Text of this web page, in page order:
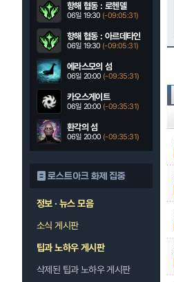
항해 협동 : 로헨델
06일 19:30 (-09:05:30)
항해 협동 : 아르데타인
06일 19:30 (-09:05:30)
에라스모의 섬
06일 20:00 (-09:35:30)
카오스게이트
06일 20:00 (-09:35:30)
환각의 섬
06일 20:00 (-09:35:30)
로스트아크 화제 집중
정보 · 뉴스 모음
소식 게시판
팁과 노하우 게시판
삭제된 팁과 노하우 게시판